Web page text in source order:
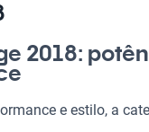
2018:
e estilo, a